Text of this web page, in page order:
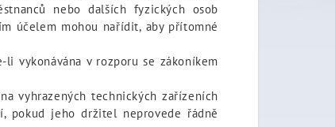
nebo dalších fyzických osob
účelem mohou nařídit, aby přítomné
vykonávána v rozporu se zákoníkem
vyhrazených technických zařízeních
pokud jeho držitel neprovede řádně